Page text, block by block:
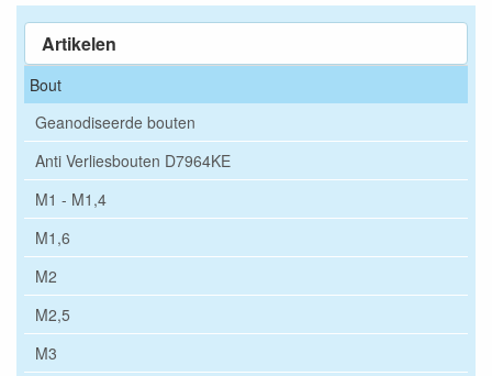
Artikelen
Bout
Geanodiseerde bouten
Anti Verliesbouten D7964KE
M1 - M1,4
M1,6
M2
M2,5
M3